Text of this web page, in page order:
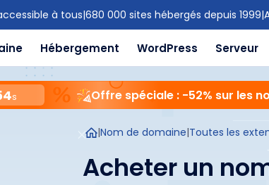
à tous|680 000 sites hébergés depuis 1999|
Hébergement WordPress Serveur
s Offre spéciale : -52% sur les
|Nom de domaine|Toutes les
Acheter un